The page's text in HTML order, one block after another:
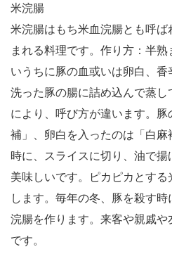
米浣腸
米浣腸はもち米血浣腸とも呼
まれる料理です。作り方：半
いうちに豚の血或いは卵白、
洗った豚の腸に詰め込んで蒸
により、呼び方が違います。
補」、卵白を入ったのは「白
時に、スライスに切り、油で
美味しいです。ピカピカとす
します。毎年の冬、豚を殺す
浣腸を作ります。来客や親戚や
です。